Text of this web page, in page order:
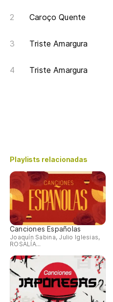
Caroço Quente
Triste Amargura
Triste Amargura
Playlists relacionadas
Canciones Españolas
Joaquín Sabina, Julio Iglesias,
ROSALÍA...